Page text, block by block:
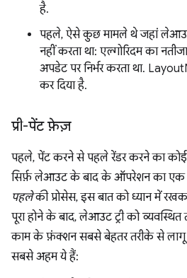
है.
पहले, ऐसे कुछ मामले थे जहां
नहीं करता था: एल्गोरिदम का
अपडेट पर निर्भर करता था.
कर दिया है.
प्री-पेंट फ़ेज़
पहले, पेंट करने से पहले रेंडर करने का कोई
सिर्फ़ लेआउट के बाद के ऑपरेशन का एक
पहलेकी प्रोसेस, इस बात को ध्यान में
पूरा होने के बाद, लेआउट ट्री को
काम के फ़ंक्शन सबसे बेहतर तरीके से
सबसे अहम ये हैं: